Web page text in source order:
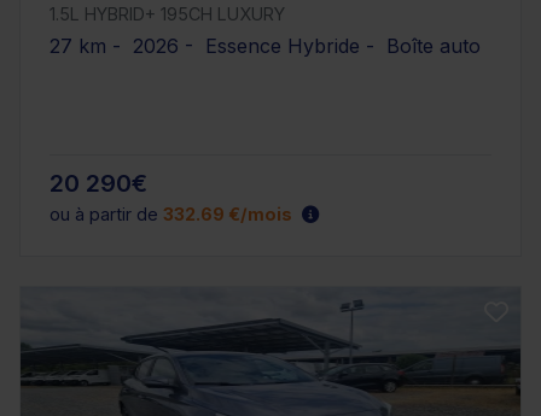
1.5L HYBRID+ 195CH LUXURY
27 km - 2026 - Essence Hybride - Boîte auto
20 290€
ou à partir de 332.69 €/mois